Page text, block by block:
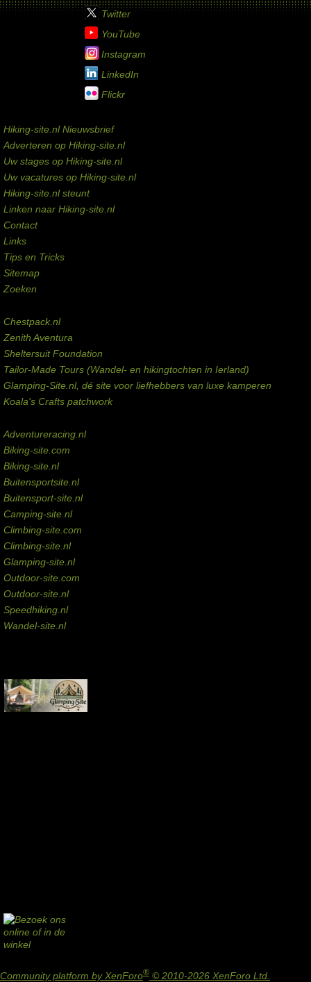
Twitter
YouTube
Instagram
LinkedIn
Flickr
Hiking-site.nl Nieuwsbrief
Adverteren op Hiking-site.nl
Uw stages op Hiking-site.nl
Uw vacatures op Hiking-site.nl
Hiking-site.nl steunt
Linken naar Hiking-site.nl
Contact
Links
Tips en Tricks
Sitemap
Zoeken
Chestpack.nl
Zenith Aventura
Sheltersuit Foundation
Tailor-Made Tours (Wandel- en hikingtochten in Ierland)
Glamping-Site.nl, dé site voor liefhebbers van luxe kamperen
Koala's Crafts patchwork
Adventureracing.nl
Biking-site.com
Biking-site.nl
Buitensportsite.nl
Buitensport-site.nl
Camping-site.nl
Climbing-site.com
Climbing-site.nl
Glamping-site.nl
Outdoor-site.com
Outdoor-site.nl
Speedhiking.nl
Wandel-site.nl
Community platform by XenForo® © 2010-2026 XenForo Ltd.